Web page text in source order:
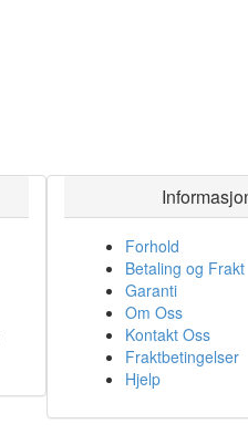
Forhold
Betaling og Frakt
Garanti
Om Oss
Kontakt Oss
Fraktbetingelser
Hjelp